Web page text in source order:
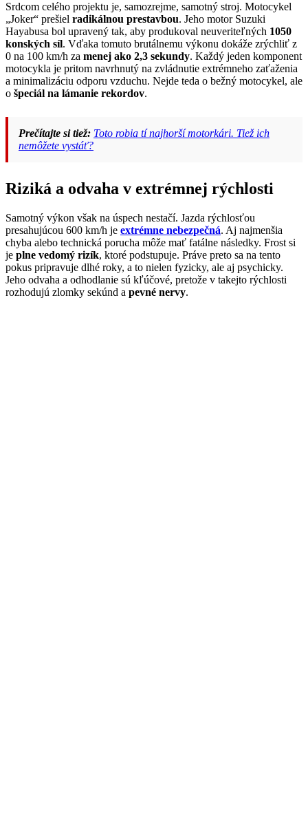
Srdcom celého projektu je, samozrejme, samotný stroj. Motocykel
„Joker“ prešiel radikálnou prestavbou. Jeho motor Suzuki
Hayabusa bol upravený tak, aby produkoval neuveriteľných 1050
konských síl. Vďaka tomuto brutálnemu výkonu dokáže zrýchliť z
0 na 100 km/h za menej ako 2,3 sekundy. Každý jeden komponent
motocykla je pritom navrhnutý na zvládnutie extrémneho zaťaženia
a minimalizáciu odporu vzduchu. Nejde teda o bežný motocykel, ale
o špeciál na lámanie rekordov.
Prečítajte si tiež: Toto robia tí najhorší motorkári. Tiež ich
nemôžete vystáť?
Riziká a odvaha v extrémnej rýchlosti
Samotný výkon však na úspech nestačí. Jazda rýchlosťou
presahujúcou 600 km/h je extrémne nebezpečná. Aj najmenšia
chyba alebo technická porucha môže mať fatálne následky. Frost si
je plne vedomý rizík, ktoré podstupuje. Práve preto sa na tento
pokus pripravuje dlhé roky, a to nielen fyzicky, ale aj psychicky.
Jeho odvaha a odhodlanie sú kľúčové, pretože v takejto rýchlosti
rozhodujú zlomky sekúnd a pevné nervy.